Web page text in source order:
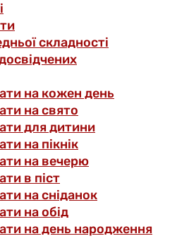
складності
на кожен день
на свято
для дитини
на пікнік
на вечерю
в піст
на сніданок
на обід
на день народження